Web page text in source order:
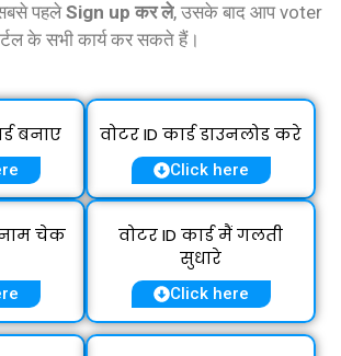
पहलेSign up कर ले, उसके बाद आप voter
के सभी कार्य कर सकते हैं।
बनाए वोटर ID कार्ड डाउनलोड करे
Click here
चेक
वोटर ID कार्ड मैं गलती
सुधारे
Click here